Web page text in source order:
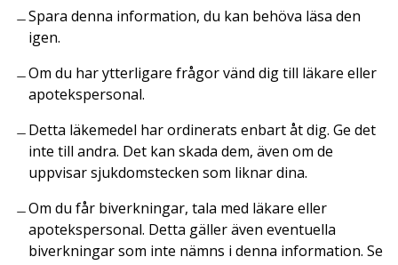
Spara denna information, du kan behöva läsa den
igen.
Om du har ytterligare frågor vänd dig till läkare eller
apotekspersonal.
Detta läkemedel har ordinerats enbart åt dig. Ge det
inte till andra. Det kan skada dem, även om de
uppvisar sjukdomstecken som liknar dina.
Om du får biverkningar, tala med läkare eller
apotekspersonal. Detta gäller även eventuella
biverkningar som inte nämns i denna information. Se